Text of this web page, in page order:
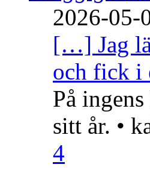
2026-05-
[…] Jag
och fick i
På
sitt år. •
4